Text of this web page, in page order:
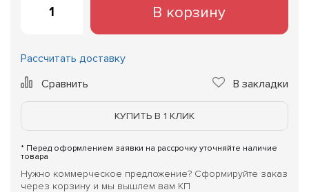
В корзину
Рассчитать доставку
Сравнить
В закладки
КУПИТЬ В 1 КЛИК
* Перед оформлением заявки на рассрочку уточняйте наличие
товара
Нужно коммерческое предложение? Сформируйте заказ
через корзину и мы вышлем вам КП